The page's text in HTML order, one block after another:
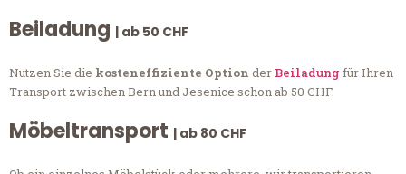
Beiladung | ab 50 CHF
Nutzen Sie die kosteneffiziente Option der Beiladung für Ihren
Transport zwischen Bern und Jesenice schon ab 50 CHF.
Möbeltransport | ab 80 CHF